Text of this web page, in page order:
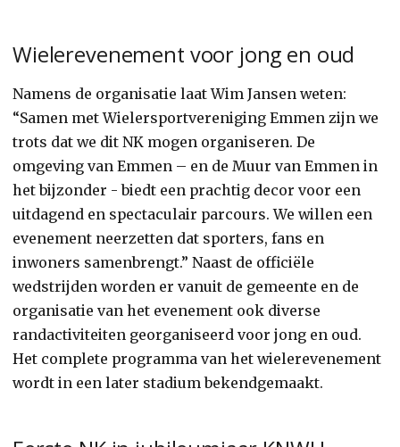
Wielerevenement voor jong en oud
Namens de organisatie laat Wim Jansen weten:
“Samen met Wielersportvereniging Emmen zijn we
trots dat we dit NK mogen organiseren. De
omgeving van Emmen – en de Muur van Emmen in
het bijzonder - biedt een prachtig decor voor een
uitdagend en spectaculair parcours. We willen een
evenement neerzetten dat sporters, fans en
inwoners samenbrengt.” Naast de officiële
wedstrijden worden er vanuit de gemeente en de
organisatie van het evenement ook diverse
randactiviteiten georganiseerd voor jong en oud.
Het complete programma van het wielerevenement
wordt in een later stadium bekendgemaakt.